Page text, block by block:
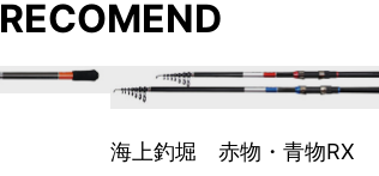
RECOMEND
海上釣堀 赤物・青物RX